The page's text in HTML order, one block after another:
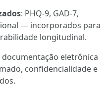
: PHQ-9, GAD-7,
— incorporados para
longitudinal.
documentação eletrônica
confidencialidade e